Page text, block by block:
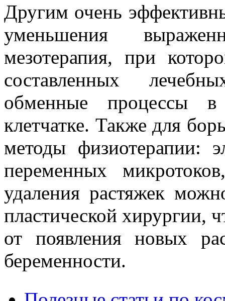
Другим очень
уменьшения
мезотерапия, при
составленных
обменные процессы
клетчатке. Также для
методы физиотерапии:
переменных
удаления растяжек
пластической хирургии,
от появления новых
беременности.